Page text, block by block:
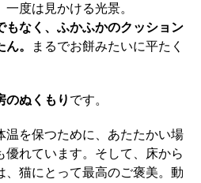
度は見かける光景。
もなく、ふかふかのクッション
。
まるでお餅みたいに平たく
のぬくもり です。
温を保つために、あたたかい場
優れています。そして、床から
、猫にとって最高のご褒美。動